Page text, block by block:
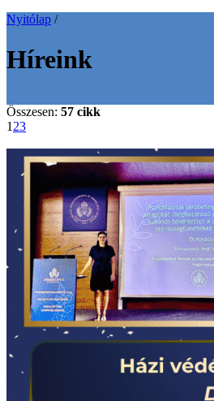
Nyitólap /
Híreink
Összesen: 57 cikk
1 23